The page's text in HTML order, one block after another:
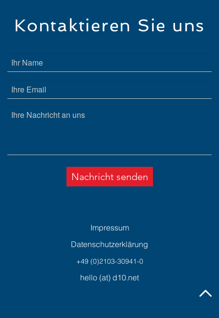
Kontaktieren Sie uns
Nachricht senden
Impressum
Datenschutzerklärung
+49 (0)2103-30941-0
hello (at) d10.net